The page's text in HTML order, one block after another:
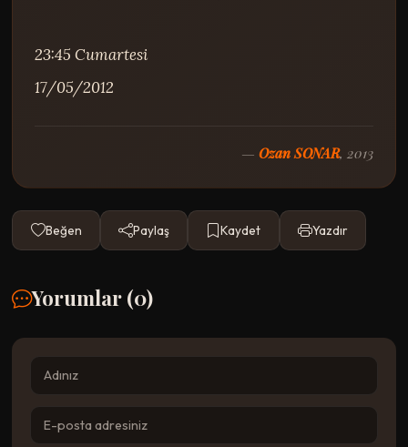
23:45 Cumartesi
17/05/2012
— Ozan SONAR, 2013
Beğen Paylaş Kaydet Yazdır
Yorumlar (0)